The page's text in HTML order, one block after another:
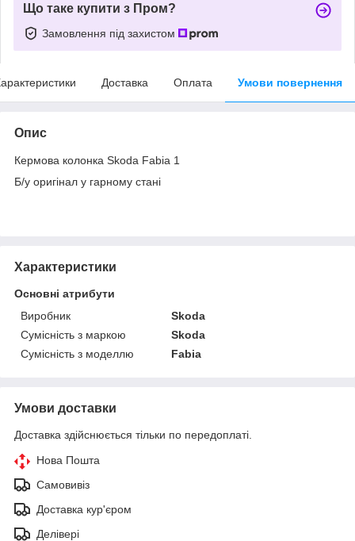
Що таке купити з Пром?
Замовлення під захистом
Доставка Оплата Умови повернення
Опис
Кермова колонка Skoda Fabia 1
Б/у оригінал у гарному стані
Характеристики
Основні атрибути
Виробник
Skoda
Сумісність з маркою
Skoda
Сумісність з моделлю
Fabia
Умови доставки
Доставка здійснюється тільки по передоплаті.
Нова Пошта
Самовивіз
Доставка кур'єром
Делівері